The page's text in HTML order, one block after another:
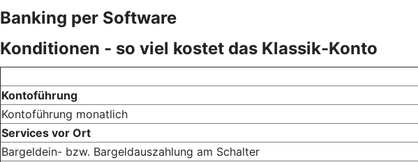
Banking per Software
Konditionen - so viel kostet das Klassik-Konto
Kontoführung
Kontoführung monatlich
Services vor Ort
Bargeldein- bzw. Bargeldauszahlung am Schalter